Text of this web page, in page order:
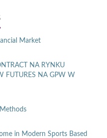
Market
NA RYNKU
FUTURES NA GPW W
in Modern Sports Based